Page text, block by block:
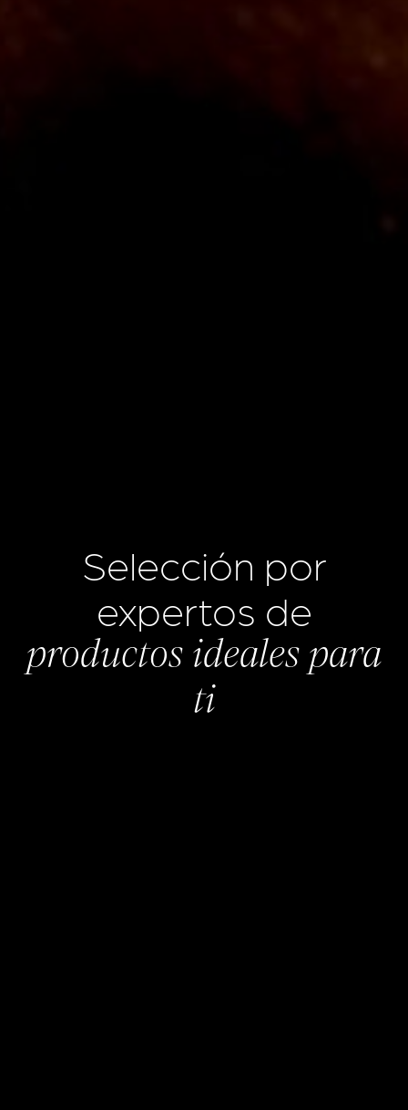
Selección por
expertos de
productos ideales para
ti